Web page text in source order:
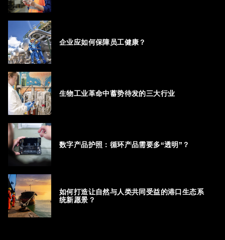
企业应如何保障员工健康？
生物工业革命中蓄势待发的三大行业
数字产品护照：循环产品需要多“透明”？
如何打造让自然与人类共同受益的港口生态系
统新愿景？